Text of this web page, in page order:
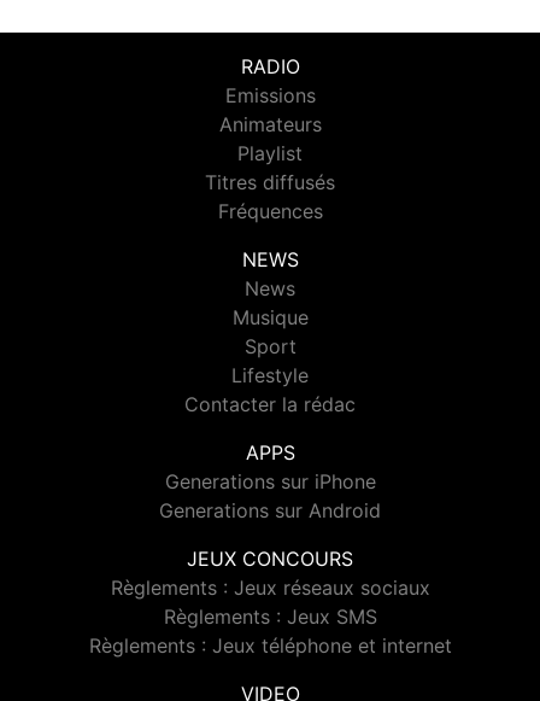
RADIO
Emissions
Animateurs
Playlist
Titres diffusés
Fréquences
NEWS
News
Musique
Sport
Lifestyle
Contacter la rédac
APPS
Generations sur iPhone
Generations sur Android
JEUX CONCOURS
Règlements : Jeux réseaux sociaux
Règlements : Jeux SMS
Règlements : Jeux téléphone et internet
VIDEO